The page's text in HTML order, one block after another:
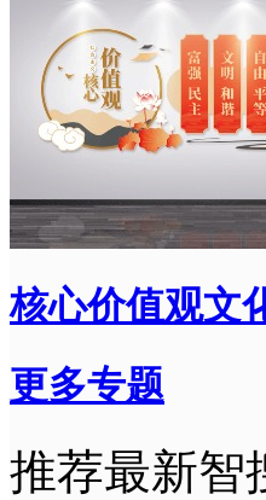
核心价值观文
更多专题
推荐最新智